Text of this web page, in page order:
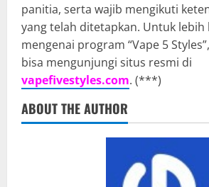
panitia, serta wajib mengikuti
yang telah ditetapkan. Untuk lebih
mengenai program “Vape 5
bisa mengunjungi situs resmi di
vapefivestyles.com. (***)
ABOUT THE AUTHOR